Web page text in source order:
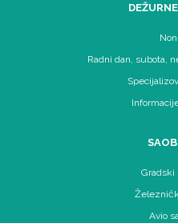
Radni dan, subota,
Gradski
Avio